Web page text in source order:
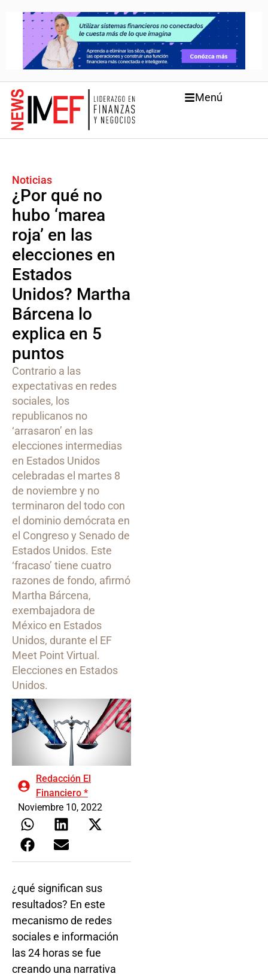
Menú
Noticias
¿Por qué no
hubo ‘marea
roja’ en las
elecciones en
Estados
Unidos? Martha
Bárcena lo
explica en 5
puntos
Contrario a las
expectativas en redes
sociales, los
republicanos no
‘arrasaron’ en las
elecciones intermedias
en Estados Unidos
celebradas el martes 8
de noviembre y no
terminaron del todo con
el dominio demócrata en
el Congreso y Senado de
Estados Unidos. Este
‘fracaso’ tiene cuatro
razones de fondo, afirmó
Martha Bárcena,
exembajadora de
México en Estados
Unidos, durante el EF
Meet Point Virtual.
Elecciones en Estados
Unidos.
Redacción El
Financiero *
Noviembre 10, 2022
¿qué significan sus
resultados? En este
mecanismo de redes
sociales e información
las 24 horas se fue
creando una narrativa